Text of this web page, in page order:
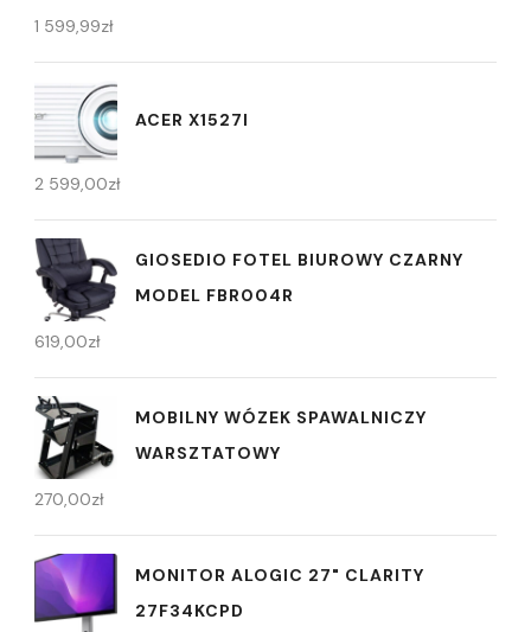
1 599,99zł
ACER X1527I
2 599,00zł
GIOSEDIO FOTEL BIUROWY CZARNY
MODEL FBR004R
619,00zł
MOBILNY WÓZEK SPAWALNICZY
WARSZTATOWY
270,00zł
MONITOR ALOGIC 27" CLARITY
27F34KCPD